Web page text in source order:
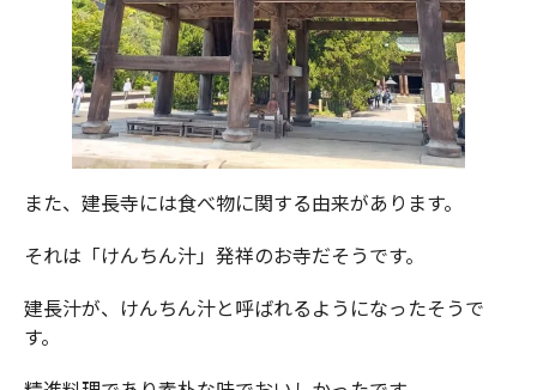
また、建長寺には食べ物に関する由来があります。
それは「けんちん汁」発祥のお寺だそうです。
建長汁が、けんちん汁と呼ばれるようになったそうで
す。